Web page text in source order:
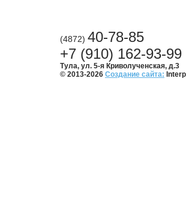
(4872) 40-78-85
+7 (910) 162-93-99
Тула, ул. 5-я Криволученская, д.3
© 2013-2026 Создание сайта: